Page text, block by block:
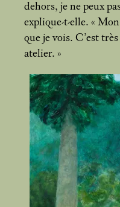
dehors, je ne peux
explique-t-elle. « Mon
que je vois. C’est
atelier. »